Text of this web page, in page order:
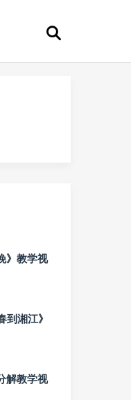
》教学视
到湘江》
解教学视